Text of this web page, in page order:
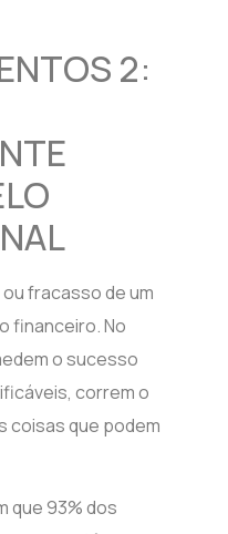
2:
fracasso de um
financeiro. No
o sucesso
correm o
coisas que podem
que 93% dos